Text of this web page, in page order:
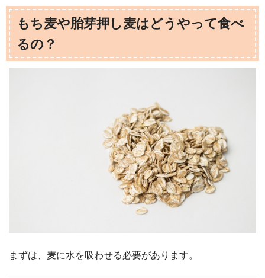
もち麦や胎芽押し麦はどうやって食べ
るの？
まずは、麦に水を吸わせる必要があります。